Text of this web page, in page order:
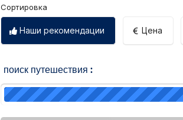
Сортировка
Наши рекомендации Цена
поиск путешествия :